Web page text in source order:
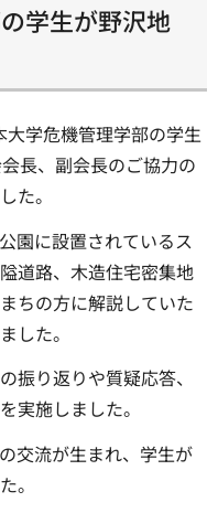
学生が野沢地
学危機管理学部の学生
長、副会長のご協力の
た。
園に設置されているス
道路、木造住宅密集地
ちの方に解説していた
した。
振り返りや質疑応答、
実施しました。
交流が生まれ、学生が
。